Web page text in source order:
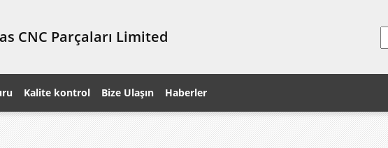
CNC Parçaları Limited
Kalite kontrol Bize Ulaşın Haberler